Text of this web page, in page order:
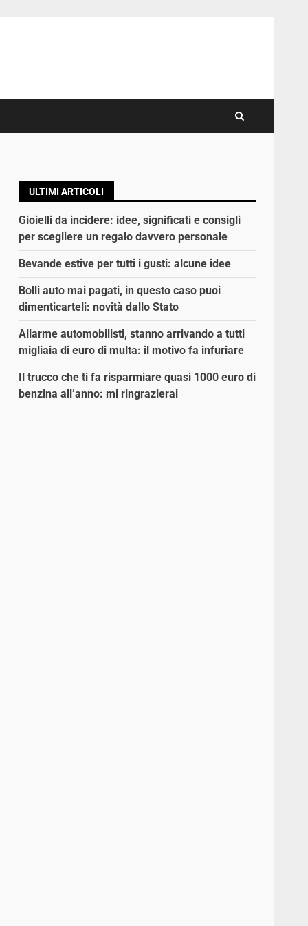
ULTIMI ARTICOLI
Gioielli da incidere: idee, significati e consigli
per scegliere un regalo davvero personale
Bevande estive per tutti i gusti: alcune idee
Bolli auto mai pagati, in questo caso puoi
dimenticarteli: novità dallo Stato
Allarme automobilisti, stanno arrivando a tutti
migliaia di euro di multa: il motivo fa infuriare
Il trucco che ti fa risparmiare quasi 1000 euro di
benzina all’anno: mi ringrazierai